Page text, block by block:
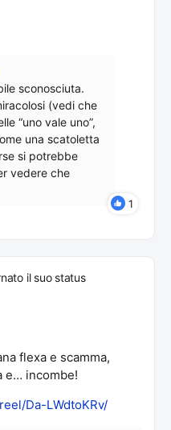
sconosciuta.
(vedi che
“uno vale uno”,
una scatoletta
si potrebbe
vedere che
1
il suo status
flexa e scamma,
e… incombe!
Da-LWdtoKRv/